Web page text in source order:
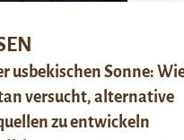
usbekischen Sonne:
versucht, alternative
zu entwickeln